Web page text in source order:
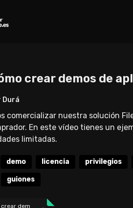
crear demos de
Durá
comercializar nuestra solución
En este vídeo tienes un
limitadas.
demo licencia privilegios
guiones
dem